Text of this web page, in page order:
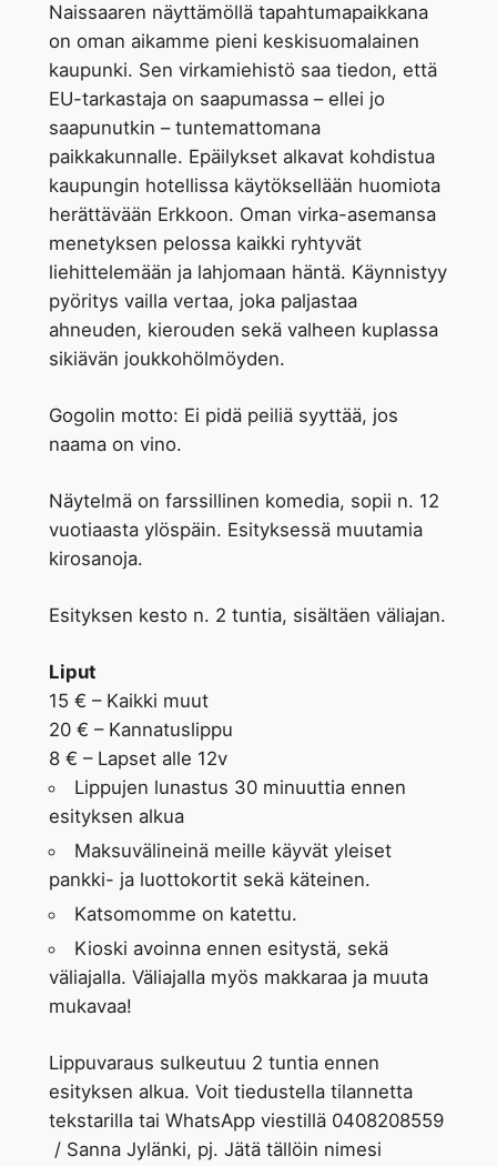
Naissaaren näyttämöllä tapahtumapaikkana
on oman aikamme pieni keskisuomalainen
kaupunki. Sen virkamiehistö saa tiedon, että
EU-tarkastaja on saapumassa – ellei jo
saapunutkin – tuntemattomana
paikkakunnalle. Epäilykset alkavat kohdistua
kaupungin hotellissa käytöksellään huomiota
herättävään Erkkoon. Oman virka-asemansa
menetyksen pelossa kaikki ryhtyvät
liehittelemään ja lahjomaan häntä. Käynnistyy
pyöritys vailla vertaa, joka paljastaa
ahneuden, kierouden sekä valheen kuplassa
sikiävän joukkohölmöyden.
Gogolin motto: Ei pidä peiliä syyttää, jos
naama on vino.
Näytelmä on farssillinen komedia, sopii n. 12
vuotiaasta ylöspäin. Esityksessä muutamia
kirosanoja.
Esityksen kesto n. 2 tuntia, sisältäen väliajan.
Liput
15 € – Kaikki muut
20 € – Kannatuslippu
8 € – Lapset alle 12v
Lippujen lunastus 30 minuuttia ennen
esityksen alkua
Maksuvälineinä meille käyvät yleiset
pankki- ja luottokortit sekä käteinen.
Katsomomme on katettu.
Kioski avoinna ennen esitystä, sekä
väliajalla. Väliajalla myös makkaraa ja muuta
mukavaa!
Lippuvaraus sulkeutuu 2 tuntia ennen
esityksen alkua. Voit tiedustella tilannetta
tekstarilla tai WhatsApp viestillä 0408208559
/ Sanna Jylänki, pj. Jätä tällöin nimesi